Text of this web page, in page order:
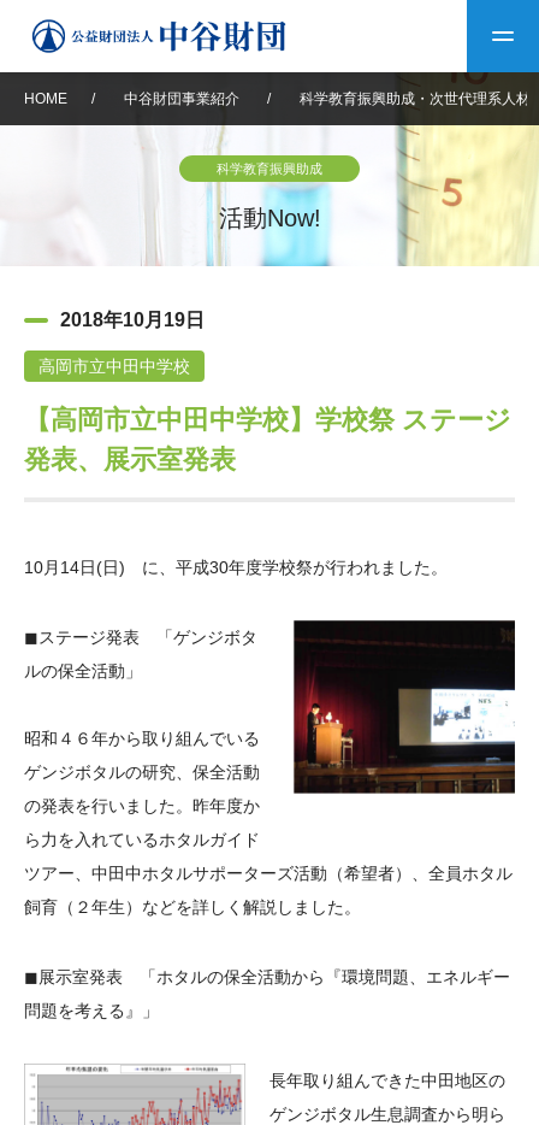
中谷財団について
設立趣意書
沿革 40年史デジタルブック
役員・評議員 公開情報
年報一覧 中谷財団レポート
中谷財団事業紹介
神戸賞 長期大型研究助成
大学院生奨学金
国際学生交流プログラ
科学教育振興助成・
ログラム助成
中谷財団動画紹介
その他情報
サイトマップ 中谷財団アーカイブ
マイページ
HOME / 中谷財団事業紹介 / 科学教育振興助成・次世代理系人材
科学教育振興助成
活動Now!
2018年10月19日
高岡市立中田中学校
【高岡市立中田中学校】学校祭 ステージ
発表、展示室発表
10月14日(日) に、平成30年度学校祭が行われました。
◼︎ステージ発表 「ゲンジボタ
ルの保全活動」
昭和４６年から取り組んでいる
ゲンジボタルの研究、保全活動
の発表を行いました。昨年度か
ら力を入れているホタルガイド
ツアー、中田中ホタルサポーターズ活動（希望者）、全員ホタル
飼育（２年生）などを詳しく解説しました。
◼︎展示室発表 「ホタルの保全活動から『環境問題、エネルギー
問題を考える』」
長年取り組んできた中田地区の
ゲンジボタル生息調査から明ら